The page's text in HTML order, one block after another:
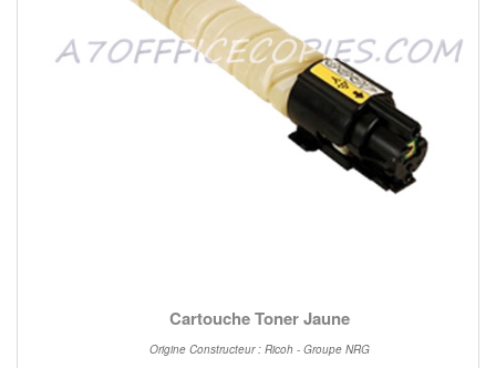
Cartouche Toner Jaune
Origine Constructeur : Ricoh - Groupe NRG